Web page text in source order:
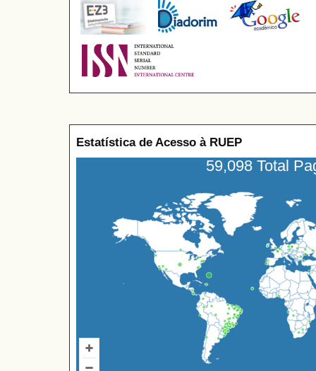
Estatística de Acesso à RUEP
59,098 Total